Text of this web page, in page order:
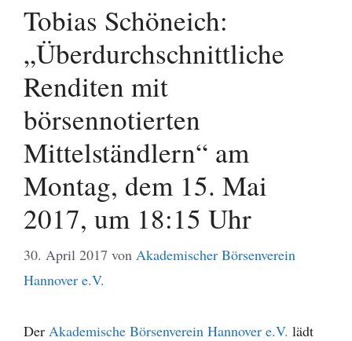
Tobias Schöneich:
„Überdurchschnittliche
Renditen mit
börsennotierten
Mittelständlern“ am
Montag, dem 15. Mai
2017, um 18:15 Uhr
30. April 2017 von Akademischer Börsenverein
Hannover e.V.
Der Akademische Börsenverein Hannover e.V. lädt